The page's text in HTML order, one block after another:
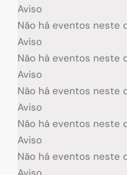
Aviso
Não há eventos neste
Aviso
Não há eventos neste
Aviso
Não há eventos neste
Aviso
Não há eventos neste
Aviso
Não há eventos neste